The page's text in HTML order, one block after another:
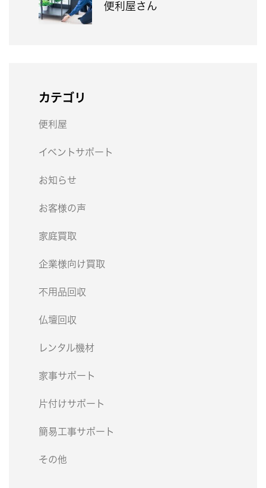
便利屋さん
カテゴリ
便利屋
イベントサポート
お知らせ
お客様の声
家庭買取
企業様向け買取
不用品回収
仏壇回収
レンタル機材
家事サポート
片付けサポート
簡易工事サポート
その他